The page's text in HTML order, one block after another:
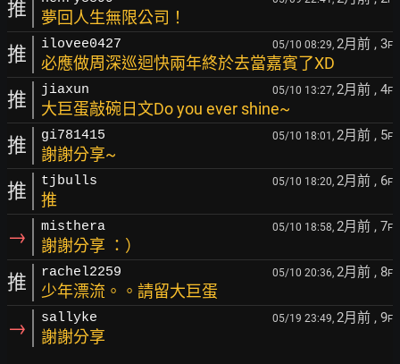
推 夢回人生無限公司！
推 ilovee0427 05/10 08:29, 2月前 , 3F
必應做周深巡迴快兩年終於去當嘉賓了XD
推 jiaxun 05/10 13:27, 2月前 , 4F
大巨蛋敲碗日文Do you ever shine~
推 gi781415 05/10 18:01, 2月前 , 5F
謝謝分享~
推 tjbulls 05/10 18:20, 2月前 , 6F
推
→ misthera 05/10 18:58, 2月前 , 7F
謝謝分享 ：）
推 rachel2259 05/10 20:36, 2月前 , 8F
少年漂流。。請留大巨蛋
→ sallyke 05/19 23:49, 2月前 , 9F
謝謝分享